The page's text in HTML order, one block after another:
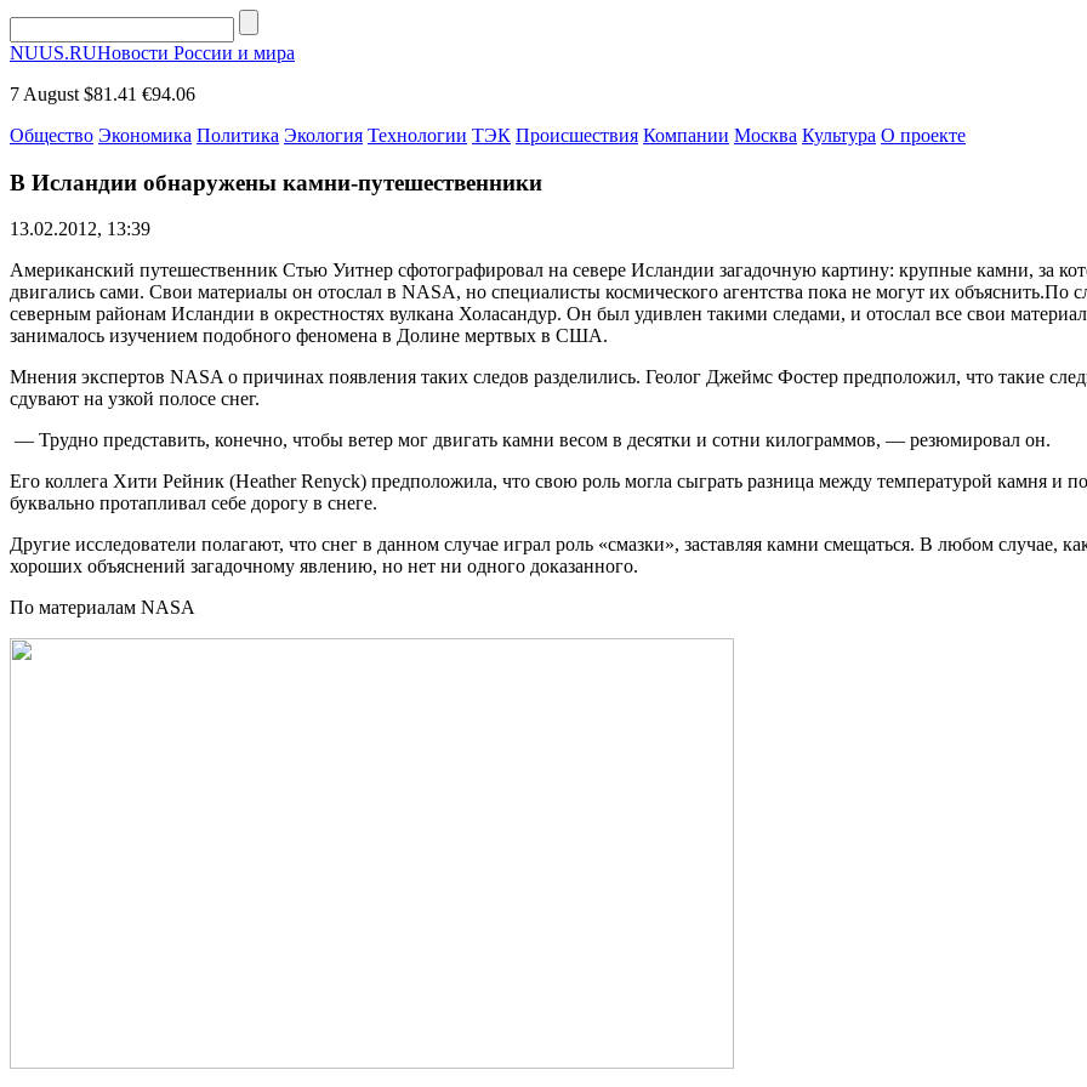
NUUS.RUНовости России и мира
7 August $81.41 €94.06
Общество Экономика Политика Экология Технологии ТЭК Происшествия Компании Москва Культура О проекте
В Исландии обнаружены камни-путешественники
13.02.2012, 13:39
Американский путешественник Стью Уитнер сфотографировал на севере Исландии загадочную картину: крупные камни, за
двигались сами. Свои материалы он отослал в NASA, но специалисты космического агентства пока не могут их объяснить.По
северным районам Исландии в окрестностях вулкана Холасандур. Он был удивлен такими следами, и отослал все свои
занималось изучением подобного феномена в Долине мертвых в США.
Мнения экспертов NASA о причинах появления таких следов разделились. Геолог Джеймс Фостер предположил, что такие
сдувают на узкой полосе снег.
— Трудно представить, конечно, чтобы ветер мог двигать камни весом в десятки и сотни килограммов, — резюмировал он.
Его коллега Хити Рейник (Heather Renyck) предположила, что свою роль могла сыграть разница между температурой камня и
буквально протапливал себе дорогу в снеге.
Другие исследователи полагают, что снег в данном случае играл роль «смазки», заставляя камни смещаться. В любом случае,
хороших объяснений загадочному явлению, но нет ни одного доказанного.
По материалам NASA